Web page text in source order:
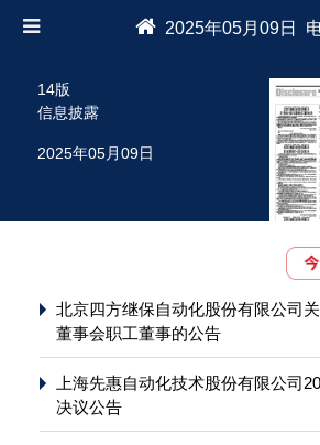
2025年05月09日
14版
信息披露
2025年05月09日
北京四方继保自动化股份有限公司
董事会职工董事的公告
上海先惠自动化技术股份有限公司
决议公告